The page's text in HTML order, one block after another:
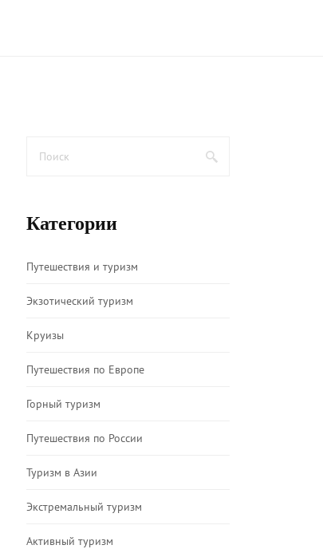
Категории
Путешествия и туризм
Экзотический туризм
Круизы
Путешествия по Европе
Горный туризм
Путешествия по России
Туризм в Азии
Экстремальный туризм
Активный туризм